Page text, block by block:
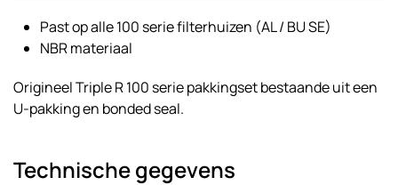
Past op alle 100 serie filterhuizen (AL / BU SE)
NBR materiaal
Origineel Triple R 100 serie pakkingset bestaande uit een
U-pakking en bonded seal.
Technische gegevens